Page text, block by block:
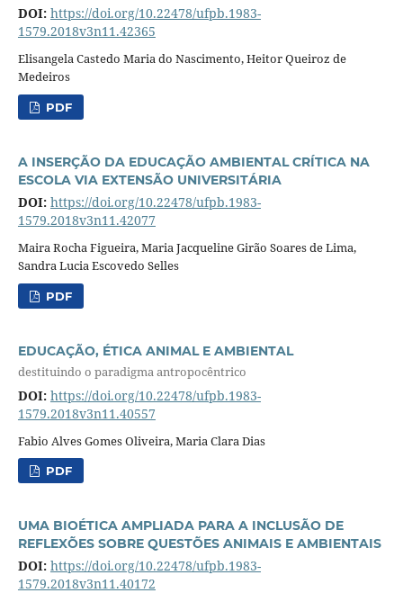
DOI: https://doi.org/10.22478/ufpb.1983-
1579.2018v3n11.42365
Elisangela Castedo Maria do Nascimento, Heitor Queiroz de
Medeiros
PDF
A INSERÇÃO DA EDUCAÇÃO AMBIENTAL CRÍTICA NA
ESCOLA VIA EXTENSÃO UNIVERSITÁRIA
DOI: https://doi.org/10.22478/ufpb.1983-
1579.2018v3n11.42077
Maira Rocha Figueira, Maria Jacqueline Girão Soares de Lima,
Sandra Lucia Escovedo Selles
PDF
EDUCAÇÃO, ÉTICA ANIMAL E AMBIENTAL
destituindo o paradigma antropocêntrico
DOI: https://doi.org/10.22478/ufpb.1983-
1579.2018v3n11.40557
Fabio Alves Gomes Oliveira, Maria Clara Dias
PDF
UMA BIOÉTICA AMPLIADA PARA A INCLUSÃO DE
REFLEXÕES SOBRE QUESTÕES ANIMAIS E AMBIENTAIS
DOI: https://doi.org/10.22478/ufpb.1983-
1579.2018v3n11.40172